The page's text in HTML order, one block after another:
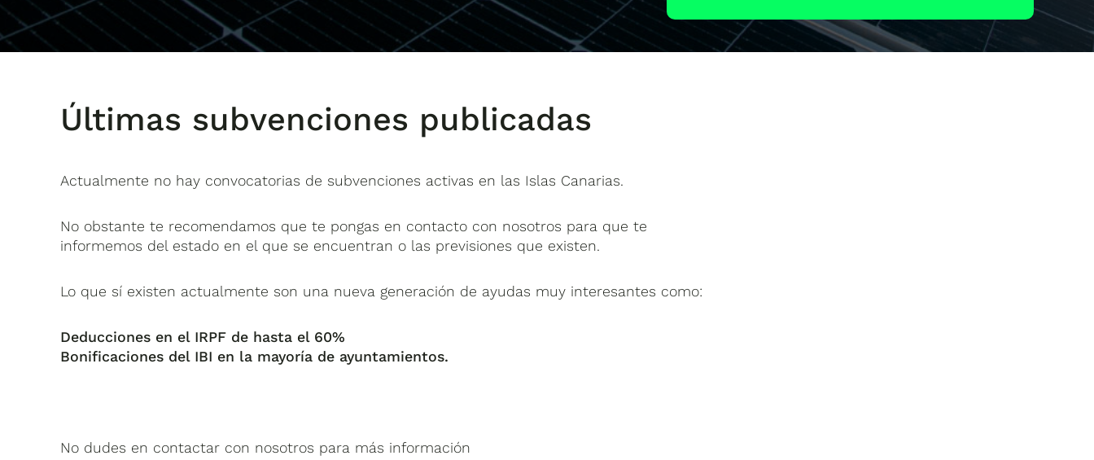
Últimas subvenciones publicadas
Actualmente no hay convocatorias de subvenciones activas en las Islas Canarias.
No obstante te recomendamos que te pongas en contacto con nosotros para que te
informemos del estado en el que se encuentran o las previsiones que existen.
Lo que sí existen actualmente son una nueva generación de ayudas muy interesantes como:
Deducciones en el IRPF de hasta el 60%
Bonificaciones del IBI en la mayoría de ayuntamientos.
No dudes en contactar con nosotros para más información